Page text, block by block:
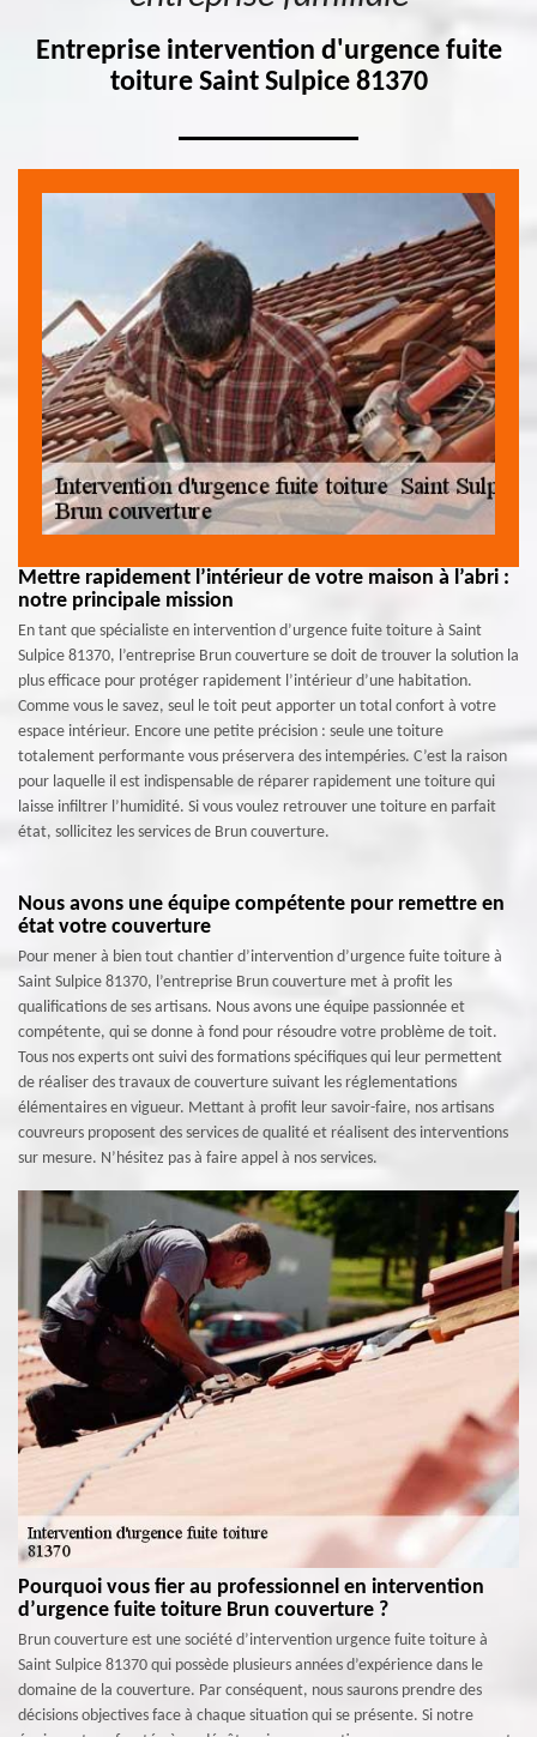
Entreprise intervention d'urgence fuite
toiture Saint Sulpice 81370
Mettre rapidement l’intérieur de votre maison à l’abri :
notre principale mission
En tant que spécialiste en intervention d’urgence fuite toiture à Saint
Sulpice 81370, l’entreprise Brun couverture se doit de trouver la solution la
plus efficace pour protéger rapidement l’intérieur d’une habitation.
Comme vous le savez, seul le toit peut apporter un total confort à votre
espace intérieur. Encore une petite précision : seule une toiture
totalement performante vous préservera des intempéries. C’est la raison
pour laquelle il est indispensable de réparer rapidement une toiture qui
laisse infiltrer l’humidité. Si vous voulez retrouver une toiture en parfait
état, sollicitez les services de Brun couverture.
Nous avons une équipe compétente pour remettre en
état votre couverture
Pour mener à bien tout chantier d’intervention d’urgence fuite toiture à
Saint Sulpice 81370, l’entreprise Brun couverture met à profit les
qualifications de ses artisans. Nous avons une équipe passionnée et
compétente, qui se donne à fond pour résoudre votre problème de toit.
Tous nos experts ont suivi des formations spécifiques qui leur permettent
de réaliser des travaux de couverture suivant les réglementations
élémentaires en vigueur. Mettant à profit leur savoir-faire, nos artisans
couvreurs proposent des services de qualité et réalisent des interventions
sur mesure. N’hésitez pas à faire appel à nos services.
Pourquoi vous fier au professionnel en intervention
d’urgence fuite toiture Brun couverture ?
Brun couverture est une société d’intervention urgence fuite toiture à
Saint Sulpice 81370 qui possède plusieurs années d’expérience dans le
domaine de la couverture. Par conséquent, nous saurons prendre des
décisions objectives face à chaque situation qui se présente. Si notre